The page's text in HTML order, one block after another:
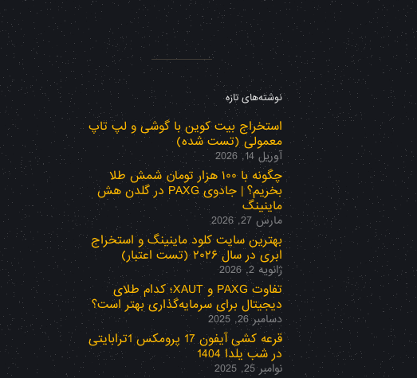
نوشته‌های تازه
استخراج بیت کوین با گوشی و لپ تاپ
معمولی (تست شده)
آوریل 14, 2026
چگونه با ۱۰۰ هزار تومان شمش طلا
بخریم؟ | جادوی PAXG در گلدن هش
ماینینگ
مارس 27, 2026
بهترین سایت کلود ماینینگ و استخراج
ابری در سال ۲۰۲۶ (تست اعتبار)
ژانویه 2, 2026
تفاوت PAXG و XAUT؛ کدام طلای
دیجیتال برای سرمایه‌گذاری بهتر است؟
دسامبر 26, 2025
قرعه کشی آیفون 17 پرومکس 1ترابایتی
در شب یلدا 1404
نوامبر 25, 2025